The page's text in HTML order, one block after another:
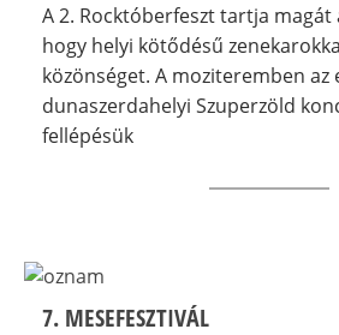
A 2. Rocktóberfeszt tartja magát
hogy helyi kötődésű
közönséget. A moziteremben az
dunaszerdahelyi Szuperzöld
fellépésük
7. MESEFESZTIVÁL